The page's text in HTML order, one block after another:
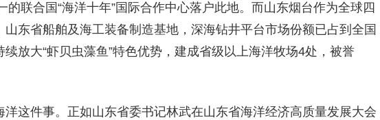
联合国“海洋十年”国际合作中心落户此地。而山东烟台作为全球四
东省船舶及海工装备制造基地，深海钻井平台市场份额已占到全国
放大“虾贝虫藻鱼”特色优势，建成省级以上海洋牧场4处，被誉
这件事。正如山东省委书记林武在山东省海洋经济高质量发展大会